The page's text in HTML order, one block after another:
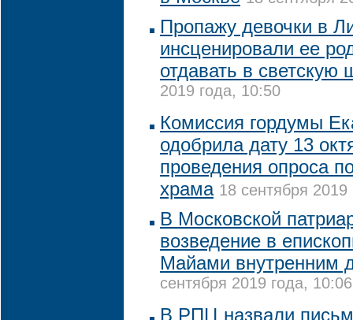
Пропажу девочки в
инсценировали ее
отдавать в светскую
2019 года, 10:50
Комиссия гордумы
одобрила дату 13
проведения опроса
храма 18 сентября 2019
В Московской
возведение в
Майами внутренним
сентября 2019 года, 10:06
В РПЦ назвали